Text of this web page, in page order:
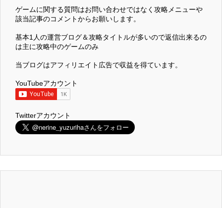
ゲームに関する質問はお問い合わせではなく攻略メニューや
該当記事のコメントからお願いします。
基本1人の運営ブログ＆攻略タイトルが多いので返信出来るの
は主に攻略中のゲームのみ
当ブログはアフィリエイト広告で収益を得ています。
YouTubeアカウント
Twitterアカウント